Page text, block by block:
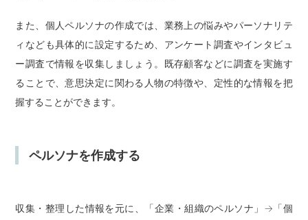
また、個人ペルソナの作成では、業務上の悩みやパーソナリテ
ィなども具体的に設定するため、アンケート調査やインタビュ
ー調査で情報を収集しましょう。既存顧客などに調査を実施す
ることで、意思決定に関わる人物の特徴や、定性的な情報を把
握することができます。
ペルソナを作成する
収集・整理した情報を元に、「企業・組織のペルソナ」→「個